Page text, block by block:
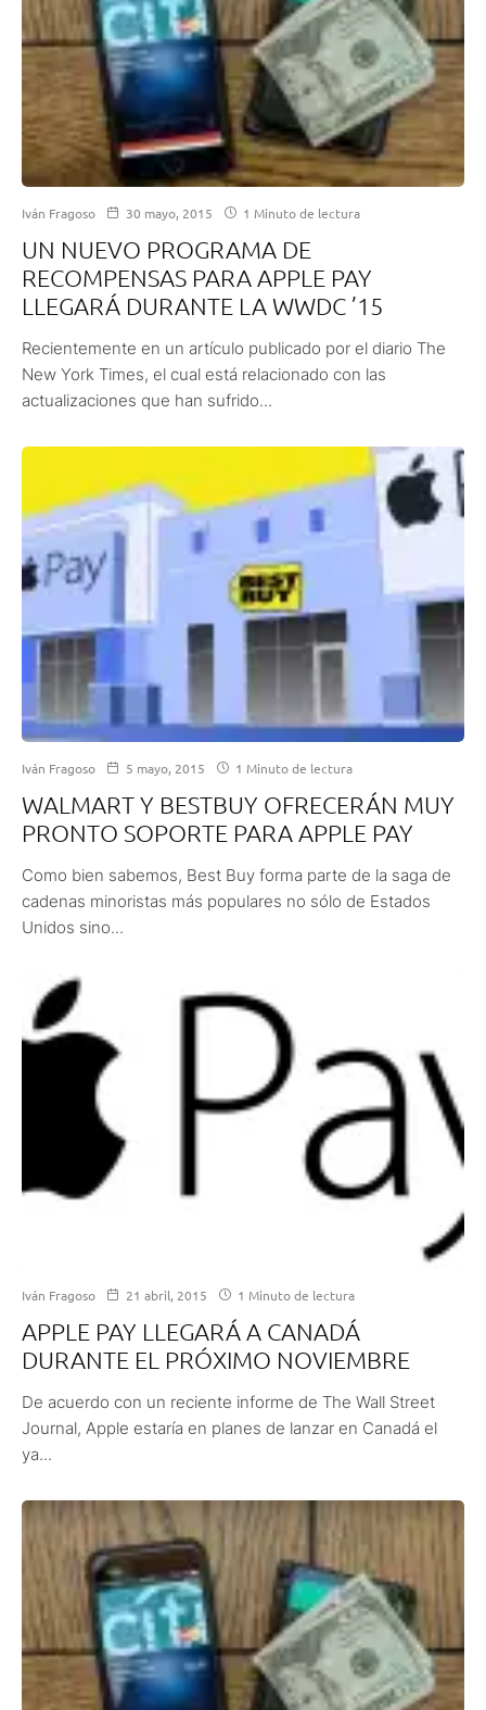
Iván Fragoso 30 mayo, 2015 1 Minuto de lectura
UN NUEVO PROGRAMA DE
RECOMPENSAS PARA APPLE PAY
LLEGARÁ DURANTE LA WWDC ’15
Recientemente en un artículo publicado por el diario The
New York Times, el cual está relacionado con las
actualizaciones que han sufrido...
Iván Fragoso 5 mayo, 2015 1 Minuto de lectura
WALMART Y BESTBUY OFRECERÁN MUY
PRONTO SOPORTE PARA APPLE PAY
Como bien sabemos, Best Buy forma parte de la saga de
cadenas minoristas más populares no sólo de Estados
Unidos sino...
Iván Fragoso 21 abril, 2015 1 Minuto de lectura
APPLE PAY LLEGARÁ A CANADÁ
DURANTE EL PRÓXIMO NOVIEMBRE
De acuerdo con un reciente informe de The Wall Street
Journal, Apple estaría en planes de lanzar en Canadá el
ya...